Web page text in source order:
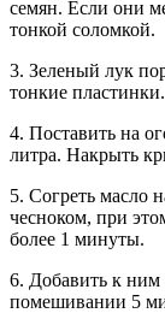
семян. Если они
тонкой соломкой.
3. Зеленый лук
тонкие пластинки.
4. Поставить на
литра. Накрыть
5. Согреть масло
чесноком, при
более 1 минуты.
6. Добавить к
помешивании 5